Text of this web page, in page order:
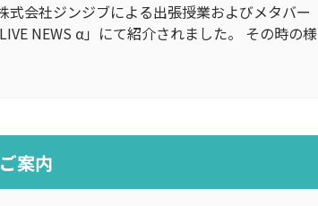
会社ジンジブによる出張授業およびメタバー
NEWS α」にて紹介されました。 その時の様
案内